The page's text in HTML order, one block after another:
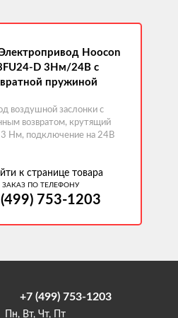
Hoocon
D 3Нм/24В с
пружиной
воздушной заслонки с
возвратом, крутящий
Нм, подключение на 24В
к странице товара
ЗАКАЗ ПО ТЕЛЕФОНУ
753-1203
+7 (499) 753-1203
Пн, Вт, Чт, Пт